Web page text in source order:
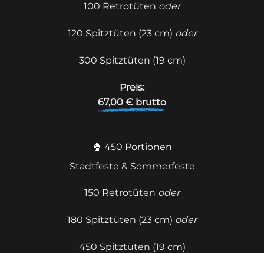
100 Retrotüten oder
120 Spitztüten (23 cm) oder
300 Spitztüten (19 cm)
Preis:
67,00 € brutto
🍿 450 Portionen
Stadtfeste & Sommerfeste
150 Retrotüten oder
180 Spitztüten (23 cm) oder
450 Spitztüten (19 cm)